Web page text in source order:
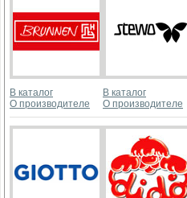
В каталог
О производителе
В каталог
О производителе